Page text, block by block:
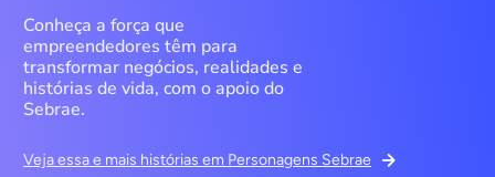
Conheça a força que
empreendedores têm para
transformar negócios, realidades e
histórias de vida, com o apoio do
Sebrae.
Veja essa e mais histórias em Personagens Sebrae